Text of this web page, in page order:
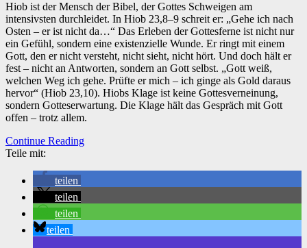
Hiob ist der Mensch der Bibel, der Gottes Schweigen am
intensivsten durchleidet. In Hiob 23,8–9 schreit er: „Gehe ich nach
Osten – er ist nicht da…“ Das Erleben der Gottesferne ist nicht nur
ein Gefühl, sondern eine existenzielle Wunde. Er ringt mit einem
Gott, den er nicht versteht, nicht sieht, nicht hört. Und doch hält er
fest – nicht an Antworten, sondern an Gott selbst. „Gott weiß,
welchen Weg ich gehe. Prüfte er mich – ich ginge als Gold daraus
hervor“ (Hiob 23,10). Hiobs Klage ist keine Gottesverneinung,
sondern Gotteserwartung. Die Klage hält das Gespräch mit Gott
offen – trotz allem.
Continue Reading
Teile mit:
teilen
teilen
teilen
teilen